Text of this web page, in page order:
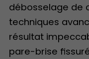
débosselage de
techniques
résultat
pare-brise